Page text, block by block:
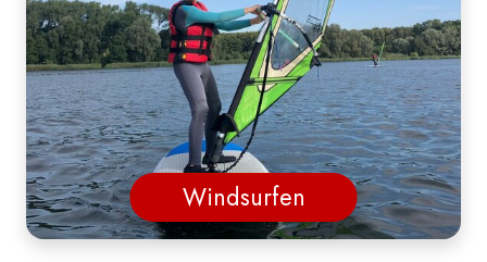
Windsurfen